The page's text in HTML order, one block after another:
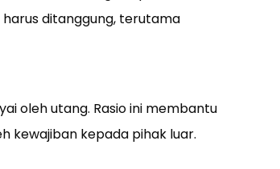
harus ditanggung, terutama
oleh utang. Rasio ini membantu
kewajiban kepada pihak luar.